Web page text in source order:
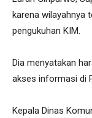
karena wilayahnya
pengukuhan KIM.
Dia menyatakan
akses informasi di
Kepala Dinas